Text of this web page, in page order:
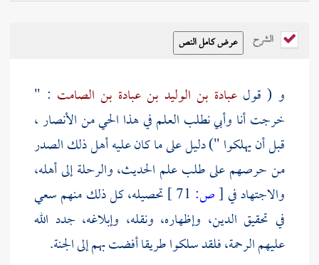
الشرح
و ( قولعبادة بن الوليد بن عبادة بن الصامت : "
خرجت أنا وأبي نطلب العلم في هذا الحي منالأنصار،
قبل أن يهلكوا ") دليل على ما كان عليه أهل ذلك الصدر
من حرصهم على طلب علم الحديث، والرحلة إلى أهله،
والاجتهاد في[ص:
تحصيله، كل ذلك منهم سعي
في تحقيق الدين، وإظهاره، ونقله، وإبلاغه، جدد الله
عليهم الرحمة، فلقد سلكوا طريقا أفضت بهم إلى الجنة.